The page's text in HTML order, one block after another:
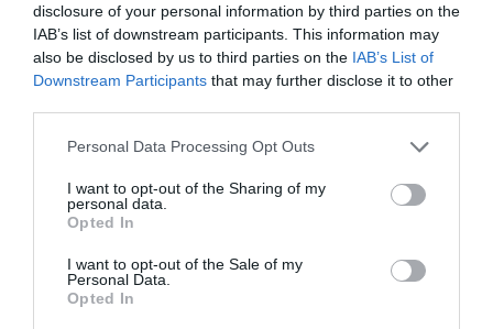
disclosure of your personal information by third parties on the
IAB’s list of downstream participants. This information may
also be disclosed by us to third parties on the IAB’s List of
Downstream Participants that may further disclose it to other
Please note that this website/app uses one or more Google
not limited to your visit or usage behaviour. You may click to
grant or deny consent to Google and its third-party tags to
use your data for below specified purposes in below Google
consent section.
Personal Data Processing Opt Outs
I want to opt-out of the Sharing of my
personal data.
Opted In
I want to opt-out of the Sale of my
Personal Data.
Opted In
08.08.2026 EΝ ΑΘΗΝΑΙΣ